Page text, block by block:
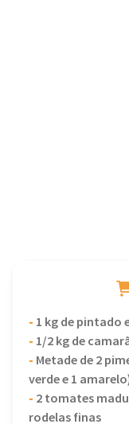
- 1 kg de pintado
- 1/2 kg de
- Metade de 2
verde e 1
- 2 tomates
rodelas finas